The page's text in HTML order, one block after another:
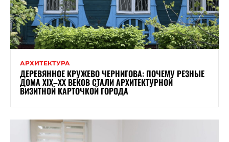
АРХИТЕКТУРА
ДЕРЕВЯННОЕ КРУЖЕВО ЧЕРНИГОВА: ПОЧЕМУ РЕЗНЫЕ
ДОМА XIX–XX ВЕКОВ СТАЛИ АРХИТЕКТУРНОЙ
ВИЗИТНОЙ КАРТОЧКОЙ ГОРОДА